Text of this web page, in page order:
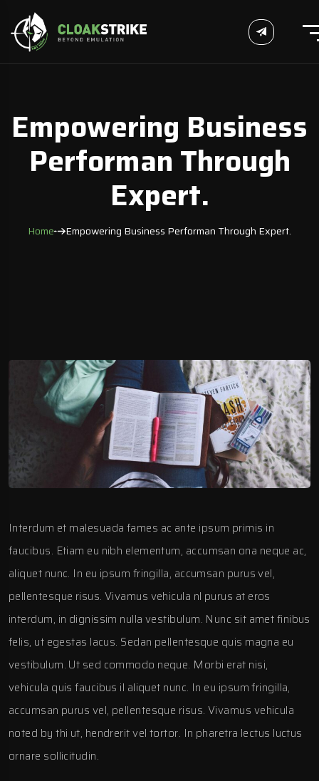
Empowering Business
Performan Through
Expert.
Home Empowering Business Performan Through Expert.
Interdum et malesuada fames ac ante ipsum primis in
faucibus. Etiam eu nibh elementum, accumsan ona neque ac,
aliquet nunc. In eu ipsum fringilla, accumsan purus vel,
pellentesque risus. Vivamus vehicula nl purus at eros
interdum, in dignissim nulla vestibulum. Nunc sit amet finibus
felis, ut egestas lacus. Sedan pellentesque quis magna eu
vestibulum. Ut sed commodo neque. Morbi erat nisi,
vehicula quis faucibus il aliquet nunc. In eu ipsum fringilla,
accumsan purus vel, pellentesque risus. Vivamus vehicula
noted by thi ut, hendrerit vel tortor. In pharetra lectus luctus
ornare sollicitudin.